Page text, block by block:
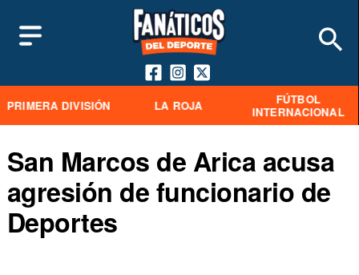
PRIMERA DIVISIÓN LA ROJA
FÚTBOL
INTERNACIONAL
San Marcos de Arica acusa
agresión de funcionario de
Deportes